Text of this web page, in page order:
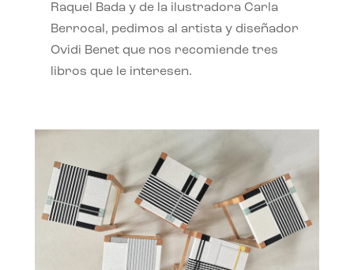
Raquel Bada y de la ilustradora Carla
Berrocal, pedimos al artista y diseñador
Ovidi Benet que nos recomiende tres
libros que le interesen.